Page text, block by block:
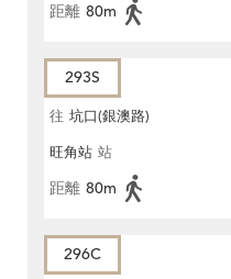
距離 80m
293S
往 坑口(銀澳路)
旺角站 站
距離 80m
296C